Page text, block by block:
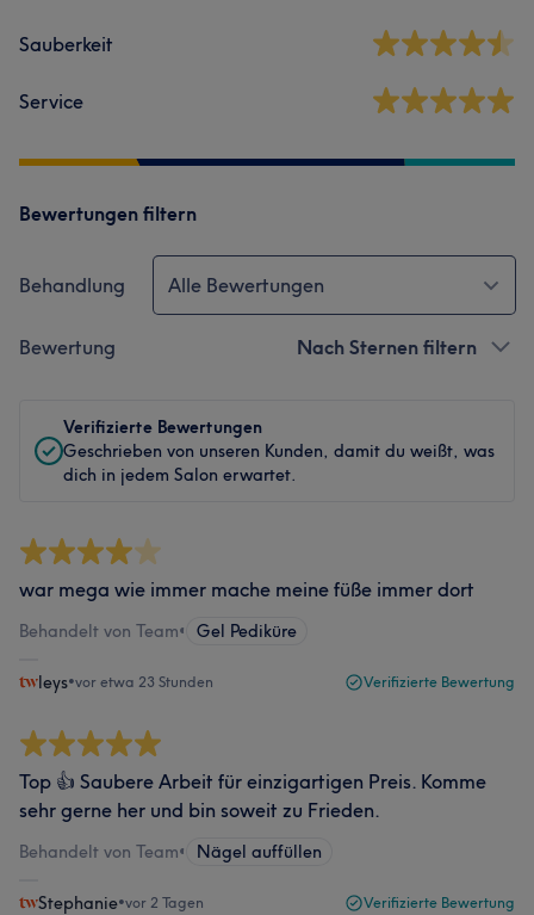
Sauberkeit
Service
Bewertungen filtern
Behandlung Alle Bewertungen
Bewertung Nach Sternen filtern
Verifizierte Bewertungen
Geschrieben von unseren Kunden, damit du weißt, was
dich in jedem Salon erwartet.
war mega wie immer mache meine füße immer dort
Behandelt von Team• Gel Pediküre
leys•vor etwa 23 Stunden Verifizierte Bewertung
Top 👍 Saubere Arbeit für einzigartigen Preis. Komme
sehr gerne her und bin soweit zu Frieden.
Behandelt von Team• Nägel auffüllen
Stephanie•vor 2 Tagen Verifizierte Bewertung